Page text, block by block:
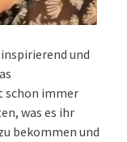
und
schon immer
was es ihr
bekommen und